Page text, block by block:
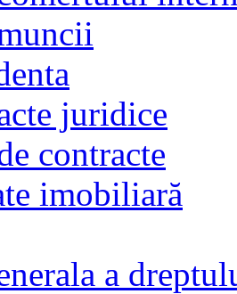
juridice
contracte
imobiliară
a